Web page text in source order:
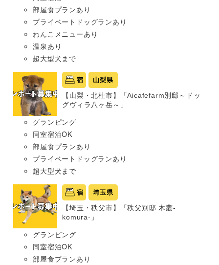
部屋食プランあり
プライベートドッグランあり
わんこメニューあり
温泉あり
超大型犬まで
宿 山梨県
【山梨・北杜市】「Aicafefarm別邸～ドッ
グヴィラ八ヶ岳～」
グランピング
同室宿泊OK
部屋食プランあり
プライベートドッグランあり
超大型犬まで
宿 埼玉県
【埼玉・秩父市】「秩父別邸 木叢-
komura-」
グランピング
同室宿泊OK
部屋食プランあり